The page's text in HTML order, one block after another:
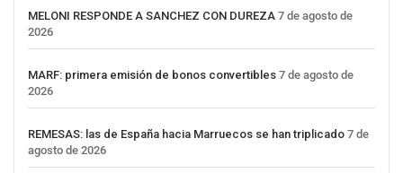
MELONI RESPONDE A SANCHEZ CON DUREZA 7 de agosto de
2026
MARF: primera emisión de bonos convertibles 7 de agosto de
2026
REMESAS: las de España hacia Marruecos se han triplicado 7 de
agosto de 2026